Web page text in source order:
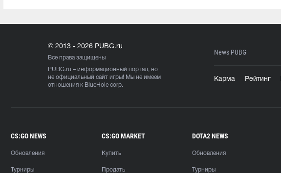
© 2013 - 2026 PUBG.ru
Все права защищены
PUBG.ru – информационный портал, но
не официальный сайт игры! Мы не имеем
отношения к BlueHole corp.
News PUBG
Карма Рейтинг
CS:GO NEWS
Обновления
Турниры
CS:GO MARKET
Купить
Продать
DOTA2 NEWS
Обновления
Турниры